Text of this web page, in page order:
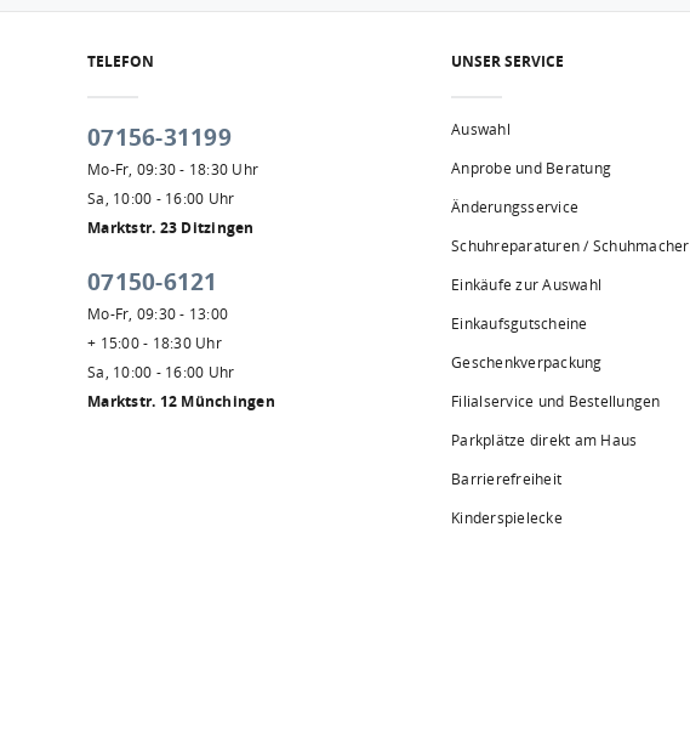
TELEFON
07156-31199
Mo-Fr, 09:30 - 18:30 Uhr
Sa, 10:00 - 16:00 Uhr
Marktstr. 23 Ditzingen
07150-6121
Mo-Fr, 09:30 - 13:00
+ 15:00 - 18:30 Uhr
Sa, 10:00 - 16:00 Uhr
Marktstr. 12 Münchingen
UNSER SERVICE
Auswahl
Anprobe und Beratung
Änderungsservice
Schuhreparaturen / Schuhmacher
Einkäufe zur Auswahl
Einkaufsgutscheine
Geschenkverpackung
Filialservice und Bestellungen
Parkplätze direkt am Haus
Barrierefreiheit
Kinderspielecke